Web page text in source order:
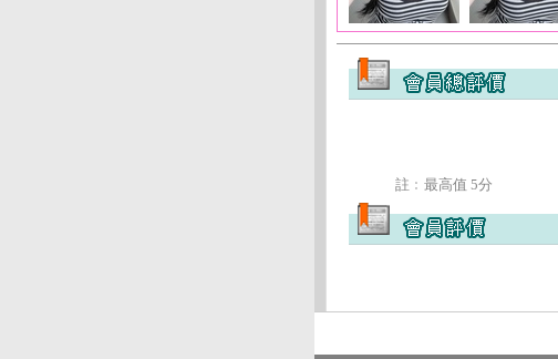
註﹕最高值 5分